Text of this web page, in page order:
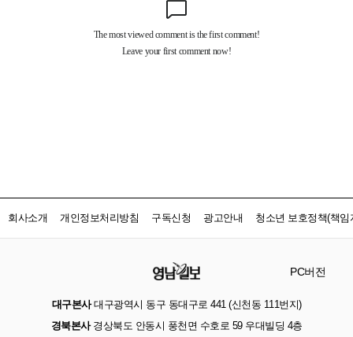
회사소개 개인정보처리방침 구독신청 광고안내 청소년 보호정책(책임
PC버전
대구본사대구광역시 동구 동대구로 441 (신천동 111번지)
경북본사경상북도 안동시 풍천면 수호로 59 우대빌딩 4층